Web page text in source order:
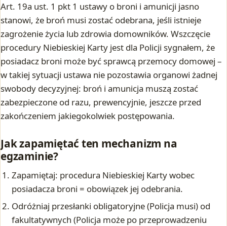
Art. 19a ust. 1 pkt 1 ustawy o broni i amunicji jasno
stanowi, że broń musi zostać odebrana, jeśli istnieje
zagrożenie życia lub zdrowia domowników. Wszczęcie
procedury Niebieskiej Karty jest dla Policji sygnałem, że
posiadacz broni może być sprawcą przemocy domowej –
w takiej sytuacji ustawa nie pozostawia organowi żadnej
swobody decyzyjnej: broń i amunicja muszą zostać
zabezpieczone od razu, prewencyjnie, jeszcze przed
zakończeniem jakiegokolwiek postępowania.
Jak zapamiętać ten mechanizm na
egzaminie?
Zapamiętaj: procedura Niebieskiej Karty wobec
posiadacza broni = obowiązek jej odebrania.
Odróżniaj przesłanki obligatoryjne (Policja musi) od
fakultatywnych (Policja może po przeprowadzeniu